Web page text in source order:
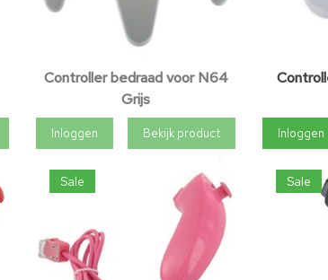
Controller bedraad voor N64
Grijs
Inloggen Bekijk product Inloggen
Sale Sale